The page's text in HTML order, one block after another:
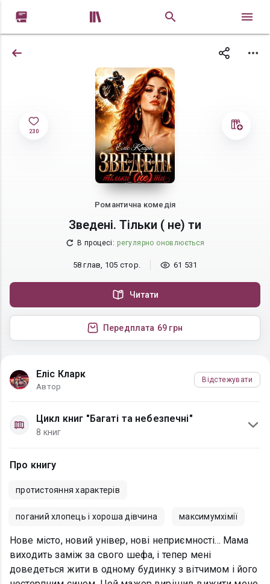
 
230
Романтична комедія
Зведені. Тільки ( не) ти
В процесі : регулярно оновлюється
58 глав, 105 стор. 61 531
Читати
Передплата 69 грн
Еліс Кларк
Автор
Відстежувати
Цикл книг "Багаті та небезпечні"
8 книг
Про книгу
протистояння характерів
поганий хлопець і хороша дівчина максимумхімії
Нове місто, новий універ, нові неприємності... Мама
виходить заміж за свого шефа, і тепер мені
доведеться жити в одному будинку з вітчимом і його